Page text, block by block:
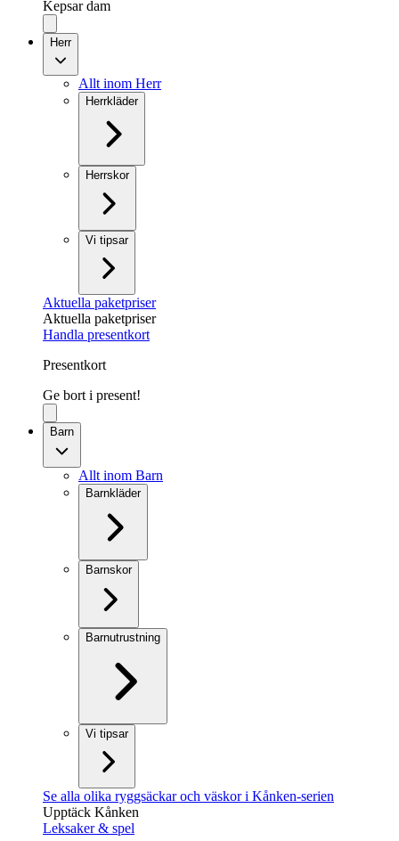
Kepsar dam
Herr
Allt inom Herr
Herrkläder
Herrskor
Vi tipsar
Aktuella paketpriser
Aktuella paketpriser
Handla presentkort
Presentkort
Ge bort i present!
Barn
Allt inom Barn
Barnkläder
Barnskor
Barnutrustning
Vi tipsar
Se alla olika ryggsäckar och väskor i Kånken-serien
Upptäck Kånken
Leksaker & spel